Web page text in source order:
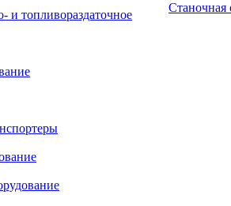
и топливораздаточное
Станочная